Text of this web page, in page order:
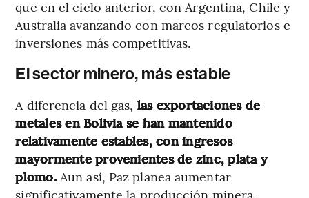
que en el ciclo anterior, con Argentina, Chile y
Australia avanzando con marcos regulatorios e
inversiones más competitivas.
El sector minero, más estable
A diferencia del gas, las exportaciones de
metales en Bolivia se han mantenido
relativamente estables, con ingresos
mayormente provenientes de zinc, plata y
plomo.Aun así, Paz planea aumentar
significativamente la producción minera.